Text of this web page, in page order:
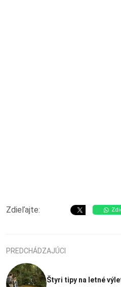
Zdieľajte:
PREDCHÁDZAJÚCI
Štyri tipy na letné